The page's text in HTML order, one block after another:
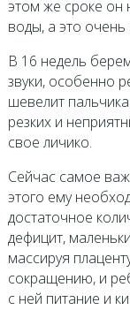
этом же сроке он
воды, а это
В 16 недель
звуки, особенно
шевелит
резких и
свое личико.
Сейчас самое
этого ему
достаточное
дефицит,
массируя
сокращению, и
с ней питание и